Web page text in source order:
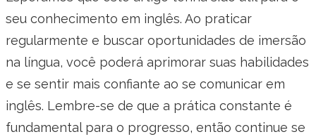
seu conhecimento em inglês. Ao praticar
regularmente e buscar oportunidades de imersão
na língua, você poderá aprimorar suas habilidades
e se sentir mais confiante ao se comunicar em
inglês. Lembre-se de que a prática constante é
fundamental para o progresso, então continue se